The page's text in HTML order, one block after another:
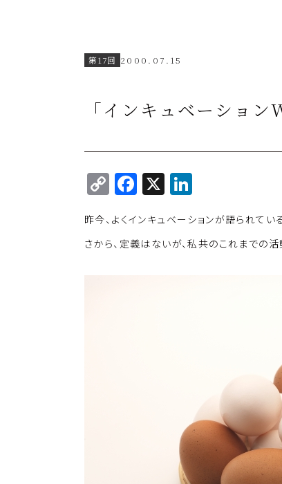
第17回 2000.07.15
「インキュベーション
C
p
y
F
c
e
X
k
e
昨今、よくインキュベーションが語られて
さから、定義はないが、私共のこれまでの